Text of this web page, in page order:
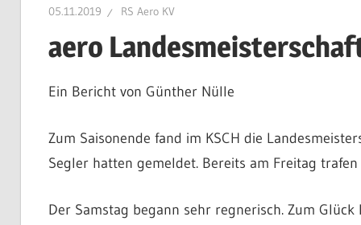
Aero
KV
e.V.
05.11.2019 RS Aero KV
aero
Ein Bericht von Günther Nülle
Zum Saisonende fand im KSCH die
Segler hatten gemeldet. Bereits am Freitag
Der Samstag begann sehr regnerisch. Zum